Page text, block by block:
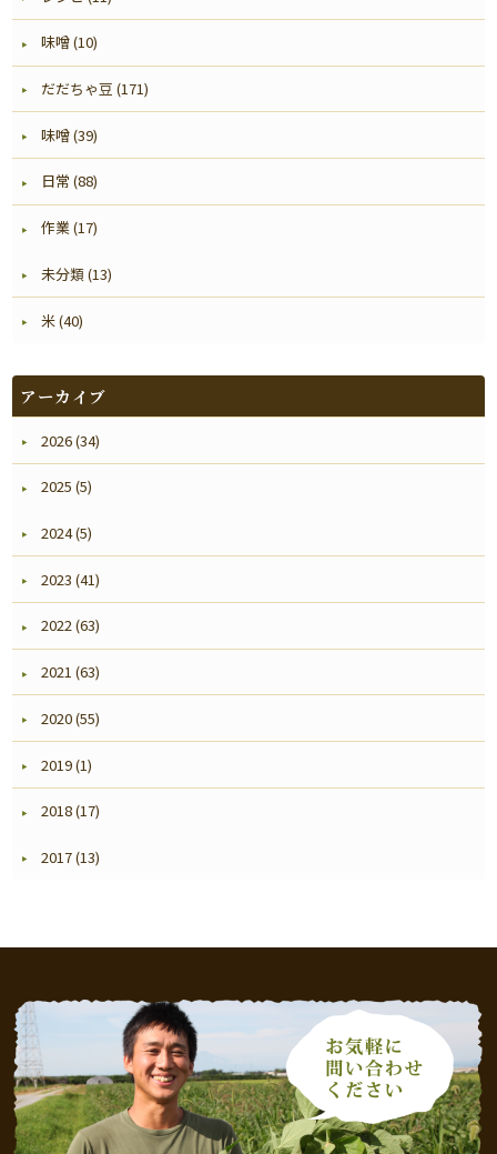
味噌 (10)
だだちゃ豆 (171)
味噌 (39)
日常 (88)
作業 (17)
未分類 (13)
米 (40)
アーカイブ
2026 (34)
2025 (5)
2024 (5)
2023 (41)
2022 (63)
2021 (63)
2020 (55)
2019 (1)
2018 (17)
2017 (13)